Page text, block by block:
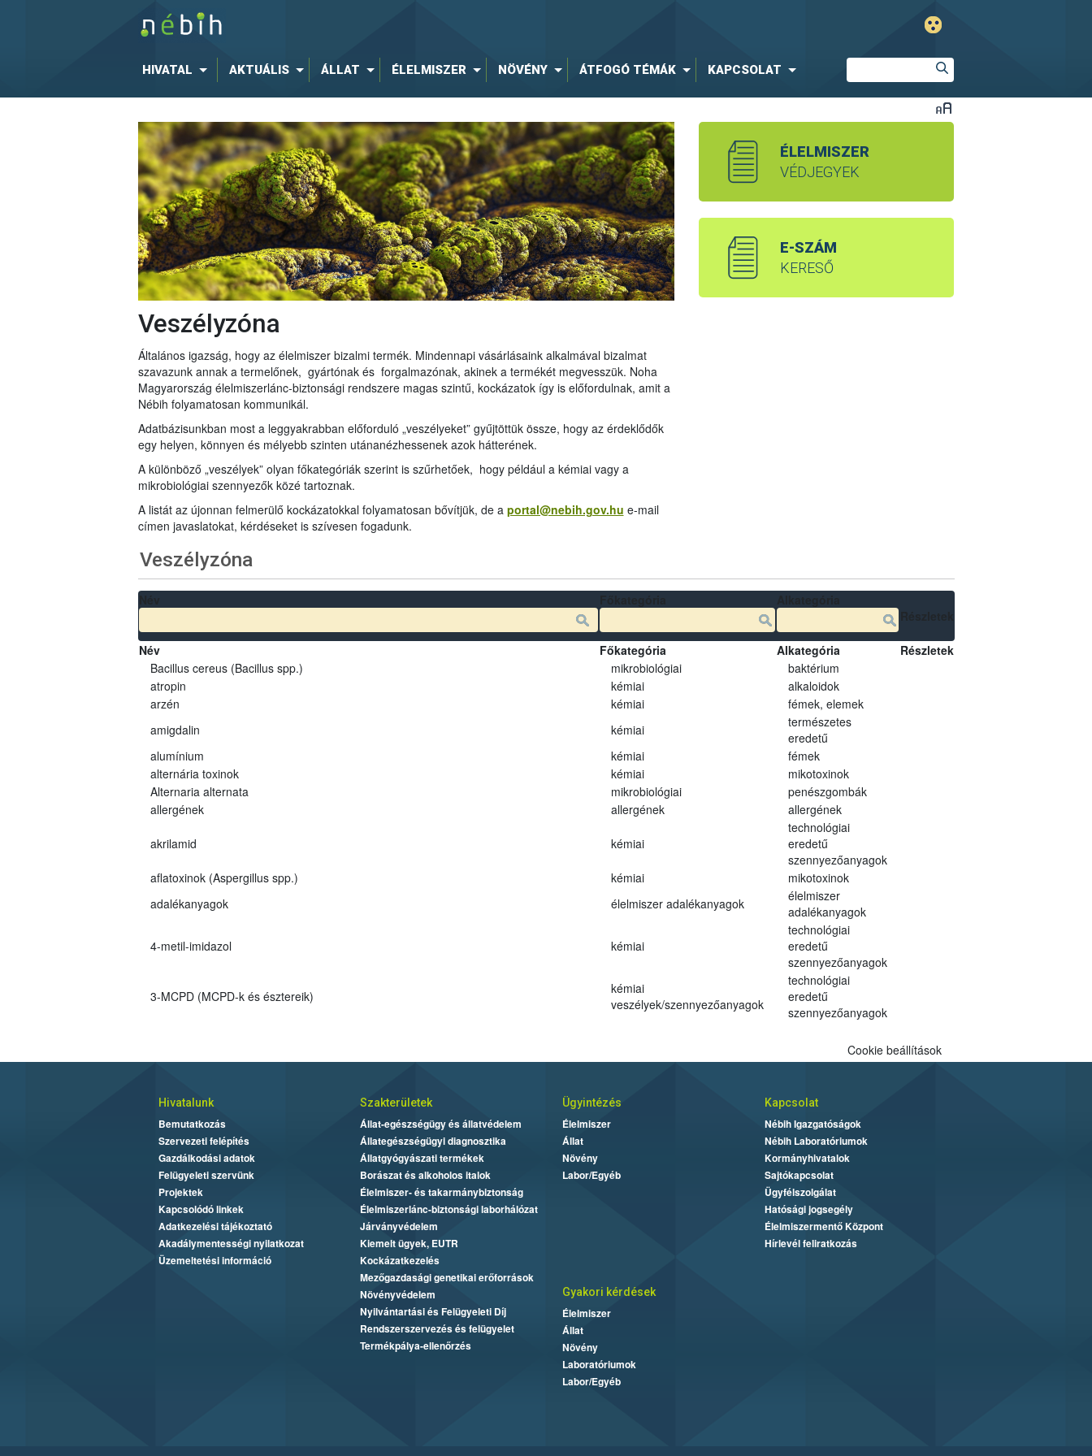
HIVATAL AKTUÁLIS ÁLLAT ÉLELMISZER NÖVÉNY ÁTFOGÓ TÉMÁK KAPCSOLAT
Veszélyzóna
Általános igazság, hogy az élelmiszer bizalmi termék. Mindennapi vásárlásaink alkalmával bizalmat
szavazunk annak a termelőnek, gyártónak és forgalmazónak, akinek a termékét megvesszük. Noha
Magyarország élelmiszerlánc-biztonsági rendszere magas szintű, kockázatok így is előfordulnak, amit a
Nébih folyamatosan kommunikál.
Adatbázisunkban most a leggyakrabban előforduló „veszélyeket” gyűjtöttük össze, hogy az érdeklődők
egy helyen, könnyen és mélyebb szinten utánanézhessenek azok hátterének.
A különböző „veszélyek” olyan főkategóriák szerint is szűrhetőek, hogy például a kémiai vagy a
mikrobiológiai szennyezők közé tartoznak.
A listát az újonnan felmerülő kockázatokkal folyamatosan bővítjük, de a portal@nebih.gov.hu e-mail
címen javaslatokat, kérdéseket is szívesen fogadunk.
ÉLELMISZER
VÉDJEGYEK
E-SZÁM
KERESŐ
Veszélyzóna
Név Főkategória Alkategória
Részletek
Bacillus cereus (Bacillus spp.)
mikrobiológiai
baktérium
atropin
kémiai
alkaloidok
arzén
kémiai
fémek, elemek
amigdalin
kémiai
természetes
eredetű
alumínium
kémiai
fémek
alternária toxinok
kémiai
mikotoxinok
Alternaria alternata
mikrobiológiai
penészgombák
allergének
allergének allergének
akrilamid kémiai
technológiai
eredetű
szennyezőanyagok
aflatoxinok (Aspergillus spp.)
kémiai
mikotoxinok
adalékanyagok
élelmiszer adalékanyagok
élelmiszer
adalékanyagok
4-metil-imidazol kémiai
technológiai
eredetű
szennyezőanyagok
3-MCPD (MCPD-k és észtereik)
kémiai
veszélyek/szennyezőanyagok
technológiai
eredetű
szennyezőanyagok
Cookie beállítások
Hivatalunk
Bemutatkozás
Szervezeti felépítés
Gazdálkodási adatok
Felügyeleti szervünk
Projektek
Kapcsolódó linkek
Adatkezelési tájékoztató
Akadálymentességi nyilatkozat
Üzemeltetési információ
Szakterületek
Állat-egészségügy és állatvédelem
Állategészségügyi diagnosztika
Állatgyógyászati termékek
Borászat és alkoholos italok
Élelmiszer- és takarmánybiztonság
Élelmiszerlánc-biztonsági laborhálózat
Járványvédelem
Kiemelt ügyek, EUTR
Kockázatkezelés
Mezőgazdasági genetikai erőforrások
Növényvédelem
Nyilvántartási és Felügyeleti Díj
Rendszerszervezés és felügyelet
Termékpálya-ellenőrzés
Ügyintézés
Élelmiszer
Állat
Növény
Labor/Egyéb
Kapcsolat
Nébih Igazgatóságok
Nébih Laboratóriumok
Kormányhivatalok
Sajtókapcsolat
Ügyfélszolgálat
Hatósági jogsegély
Élelmiszermentő Központ
Hírlevél feliratkozás
Gyakori kérdések
Élelmiszer
Állat
Növény
Laboratóriumok
Labor/Egyéb